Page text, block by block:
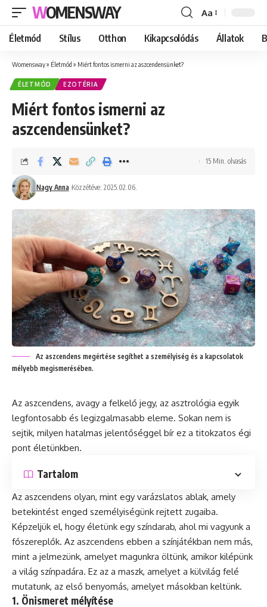
WOMENSWAY
Font
Resizer
Aa
Életmód Stílus Otthon Kikapcsolódás Állatok
Womensway» Életmód » Miért fontos ismerni az aszcendensünket?
ÉLETMÓD EZOTÉRIA
Miért fontos ismerni az
aszcendensünket?
Nagy Anna Közzétéve: 2025.02.06.
15 Min. olvasás
Az aszcendens megértése segíthet a személyiség és a kapcsolatok
mélyebb megismerésében.
Az aszcendens, avagy a felkelő jegy, az asztrológia egyik
legfontosabb és legizgalmasabb eleme. Sokan nem is
sejtik, milyen hatalmas jelentőséggel bír ez a titokzatos égi
pont életünkben.
Tartalom
Az aszcendens olyan, mint egy varázslatos ablak, amely
betekintést enged személyiségünk rejtett zugaiba.
Képzeljük el, hogy életünk egy színdarab, ahol mi vagyunk a
főszereplők. Az aszcendens ebben a színjátékban nem más,
mint a jelmezünk, amelyet magunkra öltünk, amikor kilépünk
a világ színpadára. Ez az a maszk, amelyet a külvilág felé
mutatunk, az első benyomás, amelyet másokban keltünk.
1. Önismeret mélyítése